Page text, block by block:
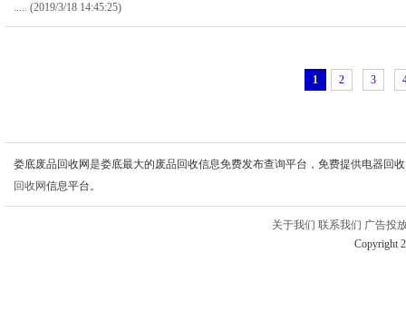
..... (2019/3/18 14:45:25)
1 2 3
娄底废品回收网是娄底最大的废品回收信息免费发布查询平台，免费提供电器回
回收网信息平台。
关于我们 联系我们 广告投
Copyright